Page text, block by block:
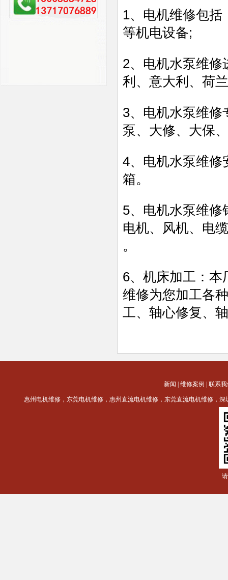
1、电机维修包
等机电设备;
2、电机水泵维修
利、意大利、荷
3、电机水泵维修
泵、大修、大保
4、电机水泵维修
箱。
5、电机水泵维修
电机、风机、电
。
6、机床加工：本
维修为您加工各
工、轴心修复、
新闻 维修案例 联系
惠州电机维修，东莞电机维修，惠州直流电机维修，东莞直流电机维修，